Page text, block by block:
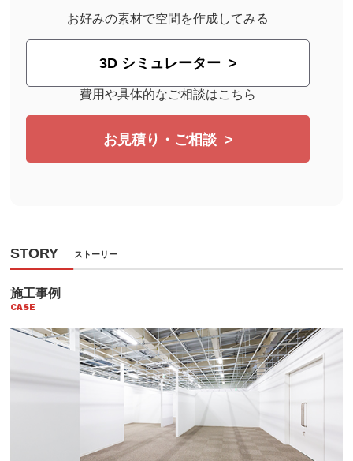
お好みの素材で空間を作成してみる
3D シミュレーター
費用や具体的なご相談はこちら
お見積り・ご相談
STORY ストーリー
施工事例
CASE